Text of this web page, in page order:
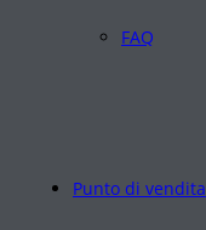
FAQ
Punto di vendita